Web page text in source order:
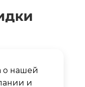
о нашей
и